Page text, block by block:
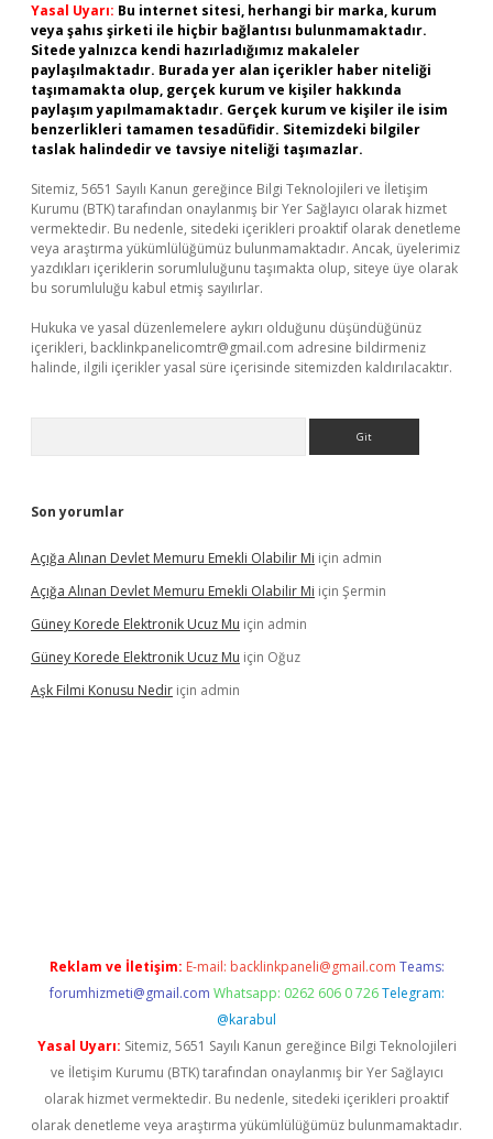
Yasal Uyarı: Bu internet sitesi, herhangi bir marka, kurum
veya şahıs şirketi ile hiçbir bağlantısı bulunmamaktadır.
Sitede yalnızca kendi hazırladığımız makaleler
paylaşılmaktadır. Burada yer alan içerikler haber niteliği
taşımamakta olup, gerçek kurum ve kişiler hakkında
paylaşım yapılmamaktadır. Gerçek kurum ve kişiler ile isim
benzerlikleri tamamen tesadüfidir. Sitemizdeki bilgiler
taslak halindedir ve tavsiye niteliği taşımazlar.
Sitemiz, 5651 Sayılı Kanun gereğince Bilgi Teknolojileri ve İletişim
Kurumu (BTK) tarafından onaylanmış bir Yer Sağlayıcı olarak hizmet
vermektedir. Bu nedenle, sitedeki içerikleri proaktif olarak denetleme
veya araştırma yükümlülüğümüz bulunmamaktadır. Ancak, üyelerimiz
yazdıkları içeriklerin sorumluluğunu taşımakta olup, siteye üye olarak
bu sorumluluğu kabul etmiş sayılırlar.
Hukuka ve yasal düzenlemelere aykırı olduğunu düşündüğünüz
içerikleri, backlinkpanelicomtr@gmail.com adresine bildirmeniz
halinde, ilgili içerikler yasal süre içerisinde sitemizden kaldırılacaktır.
Son yorumlar
Açığa Alınan Devlet Memuru Emekli Olabilir Mi için admin
Açığa Alınan Devlet Memuru Emekli Olabilir Mi için Şermin
Güney Korede Elektronik Ucuz Mu için admin
Güney Korede Elektronik Ucuz Mu için Oğuz
Aşk Filmi Konusu Nedir için admin
Reklam ve İletişim: E-mail: backlinkpaneli@gmail.com Teams:
forumhizmeti@gmail.com Whatsapp: 0262 606 0 726 Telegram:
@karabul
Yasal Uyarı: Sitemiz, 5651 Sayılı Kanun gereğince Bilgi Teknolojileri
ve İletişim Kurumu (BTK) tarafından onaylanmış bir Yer Sağlayıcı
olarak hizmet vermektedir. Bu nedenle, sitedeki içerikleri proaktif
olarak denetleme veya araştırma yükümlülüğümüz bulunmamaktadır.